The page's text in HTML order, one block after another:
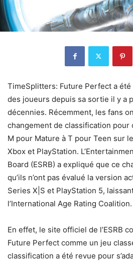
TimeSplitters: Future Perfect a
des joueurs depuis sa sortie il y a
décennies. Récemment, les fans
changement de classification pour
M pour Mature à T pour Teen sur
Xbox et PlayStation.
Board (ESRB) a expliqué que ce
qu’ils n’ont pas évalué la version
Series X|S et PlayStation 5,
l’International Age Rating Coalition.
En effet, le site officiel de l’ESRB
Future Perfect comme un jeu
classification a été revue pour